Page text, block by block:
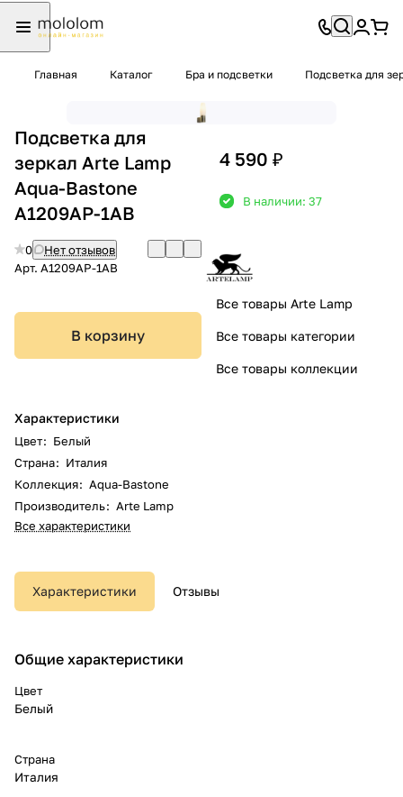
Главная Каталог Бра и подсветки Подсветка для
Подсветка для
зеркал Arte Lamp
Aqua-Bastone
A1209AP-1AB
0
Нет отзывов
Арт. A1209AP-1AB
В корзину
Характеристики
Цвет: Белый
Страна: Италия
Коллекция: Aqua-Bastone
Производитель: Arte Lamp
Все характеристики
4 590 ₽
В наличии: 37
Все товары Arte Lamp
Все товары категории
Все товары коллекции
Характеристики Отзывы
Общие характеристики
Цвет
Белый
Страна
Италия